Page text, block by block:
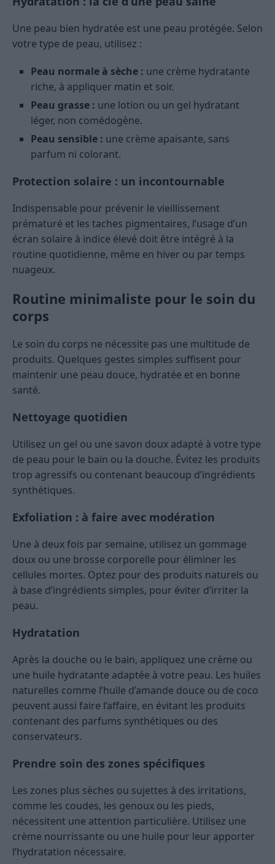
Une peau bien hydratée est une peau protégée. Selon
votre type de peau, utilisez :
Peau normale à sèche : une crème hydratante
riche, à appliquer matin et soir.
Peau grasse : une lotion ou un gel hydratant
léger, non comédogène.
Peau sensible : une crème apaisante, sans
parfum ni colorant.
Protection solaire : un incontournable
Indispensable pour prévenir le vieillissement
prématuré et les taches pigmentaires, l’usage d’un
écran solaire à indice élevé doit être intégré à la
routine quotidienne, même en hiver ou par temps
nuageux.
Routine minimaliste pour le soin du
corps
Le soin du corps ne nécessite pas une multitude de
produits. Quelques gestes simples suffisent pour
maintenir une peau douce, hydratée et en bonne
santé.
Nettoyage quotidien
Utilisez un gel ou une savon doux adapté à votre type
de peau pour le bain ou la douche. Évitez les produits
trop agressifs ou contenant beaucoup d’ingrédients
synthétiques.
Exfoliation : à faire avec modération
Une à deux fois par semaine, utilisez un gommage
doux ou une brosse corporelle pour éliminer les
cellules mortes. Optez pour des produits naturels ou
à base d’ingrédients simples, pour éviter d’irriter la
peau.
Hydratation
Après la douche ou le bain, appliquez une crème ou
une huile hydratante adaptée à votre peau. Les huiles
naturelles comme l’huile d’amande douce ou de coco
peuvent aussi faire l’affaire, en évitant les produits
contenant des parfums synthétiques ou des
conservateurs.
Prendre soin des zones spécifiques
Les zones plus sèches ou sujettes à des irritations,
comme les coudes, les genoux ou les pieds,
nécessitent une attention particulière. Utilisez une
crème nourrissante ou une huile pour leur apporter
l’hydratation nécessaire.